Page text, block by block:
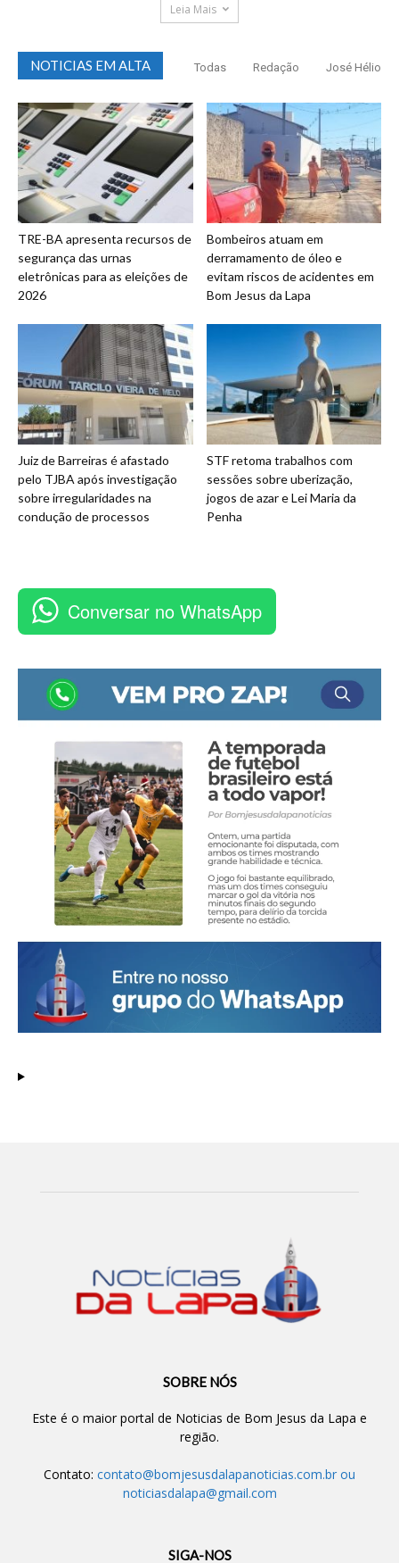
Leia Mais
NOTICIAS EM ALTA Todas Redação José Hélio
TRE-BA apresenta recursos de
segurança das urnas
eletrônicas para as eleições de
2026
Bombeiros atuam em
derramamento de óleo e
evitam riscos de acidentes em
Bom Jesus da Lapa
Juiz de Barreiras é afastado
pelo TJBA após investigação
sobre irregularidades na
condução de processos
STF retoma trabalhos com
sessões sobre uberização,
jogos de azar e Lei Maria da
Penha
Conversar no WhatsApp
SOBRE NÓS
Este é o maior portal de Noticias de Bom Jesus da Lapa e
região.
Contato: contato@bomjesusdalapanoticias.com.br ou
noticiasdalapa@gmail.com
SIGA-NOS